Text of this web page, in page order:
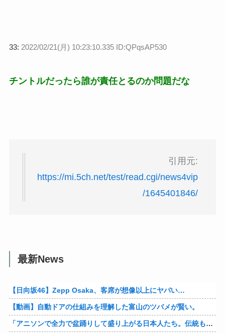
33: 2022/02/21(月) 10:23:10.335 ID:QPqsAP530
チントルだったら誰が責任とるのか問題だな
引用元:
https://mi.5ch.net/test/read.cgi/news4vip
/1645401846/
最新News
【日向坂46】Zepp Osaka、客席が想像以上にヤバい…
【動画】自動ドアの仕組みを理解した富山のツバメが賢い。
「アニソンで全力で盆踊りして盛り上がる日本人たち。伝統もオタクもこの熱量、素晴らしい」→女さんブチギレ「これを見て『日本の品格が落ちた』と思いま…